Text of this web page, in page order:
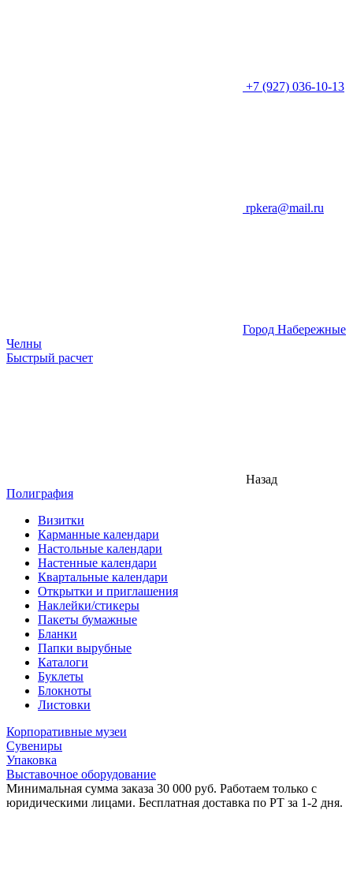
+7 (927) 036-10-13
rpkera@mail.ru
Город Набережные
Челны
Быстрый расчет
Назад
Полиграфия
Визитки
Карманные календари
Настольные календари
Настенные календари
Квартальные календари
Открытки и приглашения
Наклейки/стикеры
Пакеты бумажные
Бланки
Папки вырубные
Каталоги
Буклеты
Блокноты
Листовки
Корпоративные музеи
Сувениры
Упаковка
Выставочное оборудование
Минимальная сумма заказа 30 000 руб. Работаем только с
юридическими лицами. Бесплатная доставка по РТ за 1-2 дня.